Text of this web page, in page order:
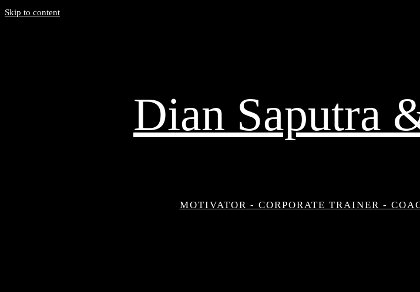
Skip to content
Dian Saputra
MOTIVATOR - CORPORATE TRAINER -